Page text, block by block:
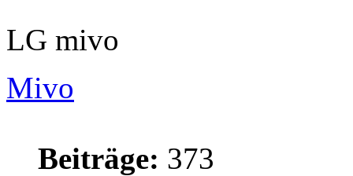
LG mivo
Mivo
Beiträge: 373